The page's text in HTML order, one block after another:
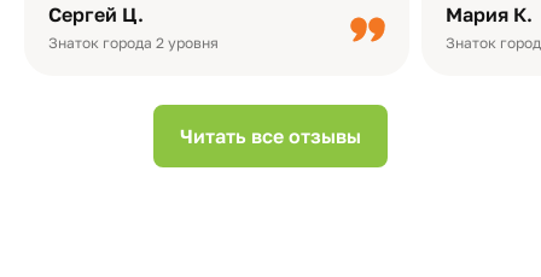
Сергей Ц.
Знаток города 2 уровня
Мария К.
Знаток
видео с
Читать все отзывы